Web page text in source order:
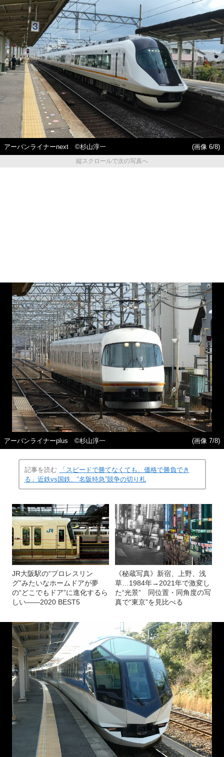
アーバンライナーnext ©️杉山淳一
(画像 6/8)
縦スクロールで次の写真へ
アーバンライナーplus ©️杉山淳一 (画像 7/8)
記事を読む
「スピードで勝てなくても、価格で勝負でき
る」近鉄vs国鉄、“名阪特急”競争の切り札
JR大阪駅の“プロレスリン
グ”みたいなホームドアが夢
の“どこでもドア”に進化するら
しい――2020 BEST5
《秘蔵写真》新宿、上野、浅
草…1984年→2021年で激変し
た“光景” 同位置・同角度の写
真で“東京”を見比べる